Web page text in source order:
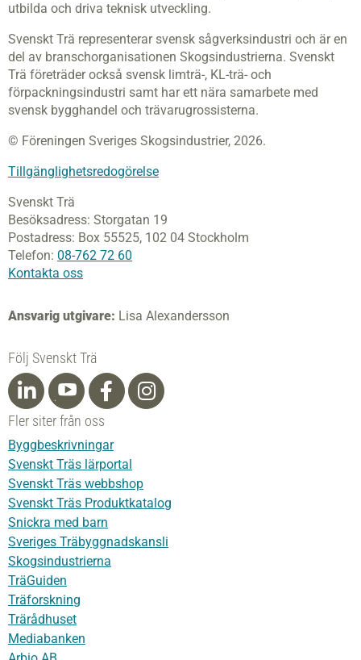
utbilda och driva teknisk utveckling.
Svenskt Trä representerar svensk sågverksindustri och är en
del av branschorganisationen Skogsindustrierna. Svenskt
Trä företräder också svensk limträ-, KL-trä- och
förpackningsindustri samt har ett nära samarbete med
svensk bygghandel och trävarugrossisterna.
© Föreningen Sveriges Skogsindustrier, 2026.
Tillgänglighetsredogörelse
Svenskt Trä
Besöksadress: Storgatan 19
Postadress: Box 55525, 102 04 Stockholm
Telefon: 08-762 72 60
Kontakta oss
Ansvarig utgivare: Lisa Alexandersson
Följ Svenskt Trä
Fler siter från oss
Byggbeskrivningar
Svenskt Träs lärportal
Svenskt Träs webbshop
Svenskt Träs Produktkatalog
Snickra med barn
Sveriges Träbyggnadskansli
Skogsindustrierna
TräGuiden
Träforskning
Trärådhuset
Mediabanken